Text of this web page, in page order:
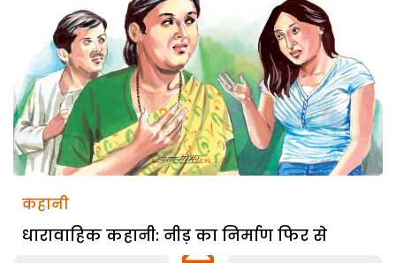
कहानी
धारावाहिक कहानी: नीड़ का निर्माण फिर से